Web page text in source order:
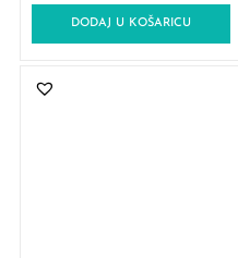
DODAJ U KOŠARICU